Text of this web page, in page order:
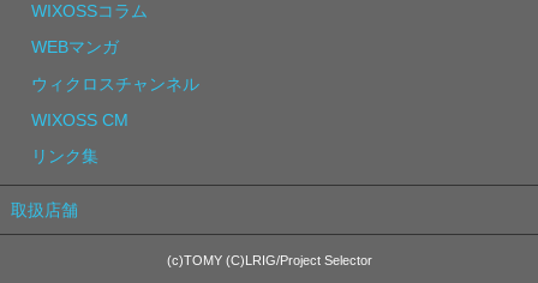
WIXOSSコラム
WEBマンガ
ウィクロスチャンネル
WIXOSS CM
リンク集
取扱店舗
(c)TOMY (C)LRIG/Project Selector